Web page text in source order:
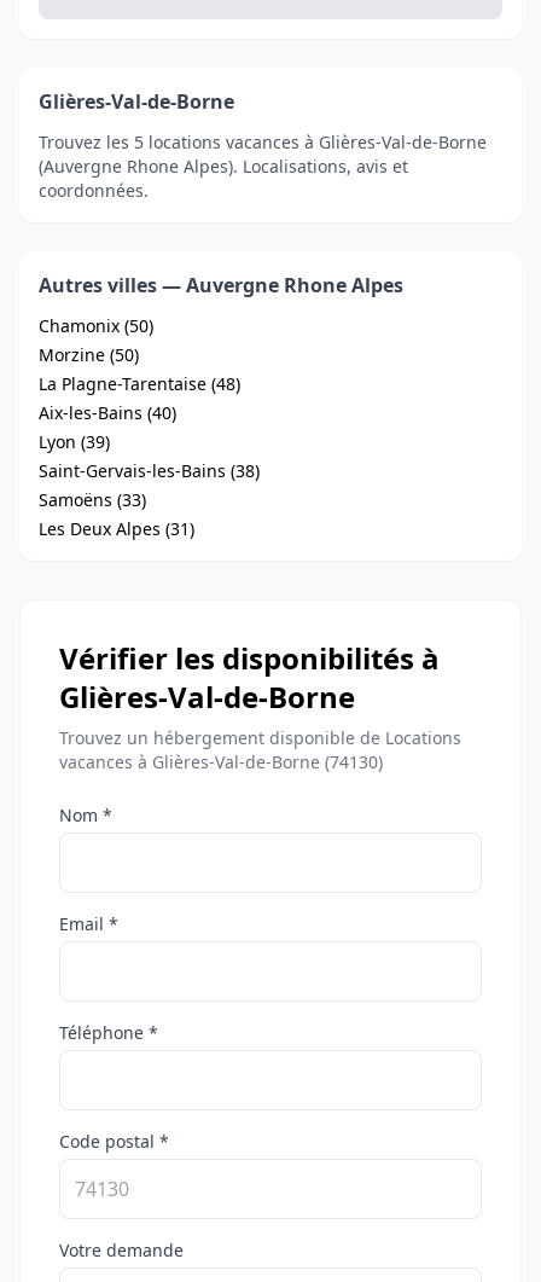
Glières-Val-de-Borne
Trouvez les 5 locations vacances à Glières-Val-de-Borne
(Auvergne Rhone Alpes). Localisations, avis et
coordonnées.
Autres villes — Auvergne Rhone Alpes
Chamonix (50)
Morzine (50)
La Plagne-Tarentaise (48)
Aix-les-Bains (40)
Lyon (39)
Saint-Gervais-les-Bains (38)
Samoëns (33)
Les Deux Alpes (31)
Vérifier les disponibilités à
Glières-Val-de-Borne
Trouvez un hébergement disponible de Locations
vacances à Glières-Val-de-Borne (74130)
Nom *
Email *
Téléphone *
Code postal *
Votre demande